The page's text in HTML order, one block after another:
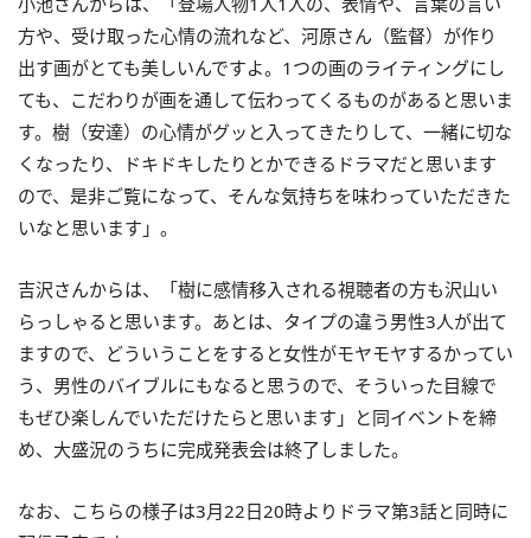
方や、受け取った心情の流れなど、河原さん（監督）が作り
出す画がとても美しいんですよ。1つの画のライティングにし
ても、こだわりが画を通して伝わってくるものがあると思いま
す。樹（安達）の心情がグッと入ってきたりして、一緒に切な
くなったり、ドキドキしたりとかできるドラマだと思います
ので、是非ご覧になって、そんな気持ちを味わっていただきた
いなと思います」。
吉沢さんからは、「樹に感情移入される視聴者の方も沢山い
らっしゃると思います。あとは、タイプの違う男性3人が出て
ますので、どういうことをすると女性がモヤモヤするかってい
う、男性のバイブルにもなると思うので、そういった目線で
もぜひ楽しんでいただけたらと思います」と同イベントを締
め、大盛況のうちに完成発表会は終了しました。
なお、こちらの様子は3月22日20時よりドラマ第3話と同時に